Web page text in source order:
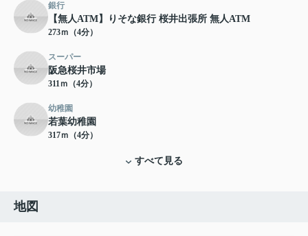
銀行
【無人ATM】りそな銀行 桜井出張所 無人ATM
273ｍ（4分）
スーパー
阪急桜井市場
311ｍ（4分）
幼稚園
若葉幼稚園
317ｍ（4分）
すべて見る
地図